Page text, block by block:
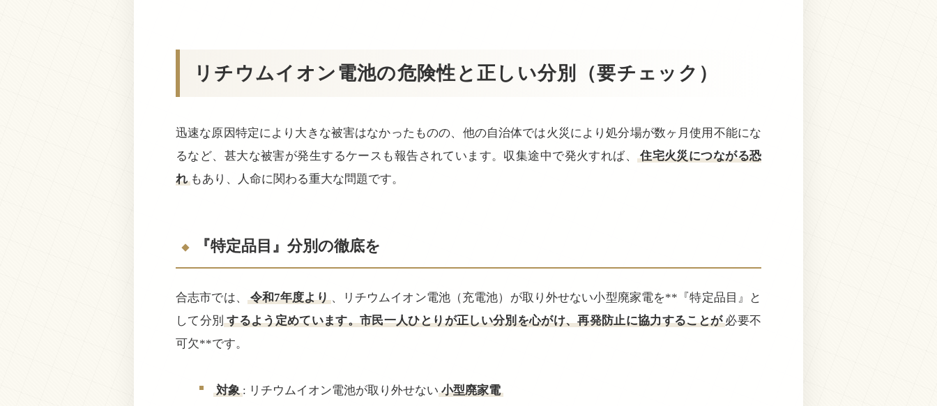
リチウムイオン電池の危険性と正しい分別（要チェック）
迅速な原因特定により大きな被害はなかったものの、他の自治体では火災により処分場が数ヶ月使用不能にな
るなど、甚大な被害が発生するケースも報告されています。収集途中で発火すれば、 住宅火災につながる恐
れ もあり、人命に関わる重大な問題です。
『特定品目』分別の徹底を
合志市では、 令和7年度より 、リチウムイオン電池（充電池）が取り外せない小型廃家電を**『特定品目』と
して分別 するよう定めています。市民一人ひとりが正しい分別を心がけ、再発防止に協力することが 必要不
可欠**です。
対象 : リチウムイオン電池が取り外せない 小型廃家電